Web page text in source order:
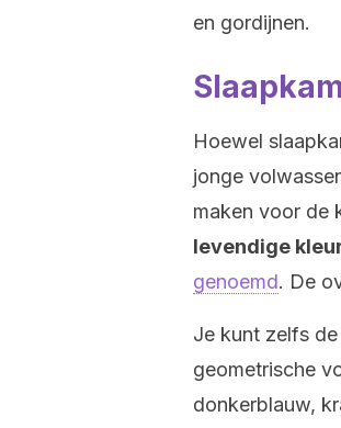
en gordijnen.
Hoewel
jonge
maken voor de
levendige
genoemd. De
Je kunt zelfs
geometrische
donkerblauw,